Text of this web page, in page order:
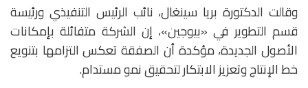
وقالت الدكتورة بريا سينغال، نائب الرئيس التنفيذي ورئيسة
قسم التطوير في «بيوجين»، إن الشركة متفائلة بإمكانات
الأصول الجديدة، مؤكدة أن الصفقة تعكس التزامها بتنويع
خط الإنتاج وتعزيز الابتكار لتحقيق نمو مستدام.